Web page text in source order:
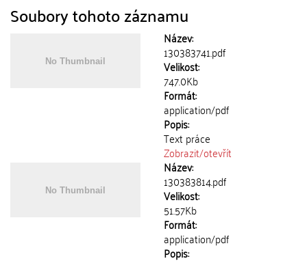
Soubory tohoto záznamu
Název:
130383741.pdf
Velikost:
747.0Kb
Formát:
application/pdf
Popis:
Text práce
Zobrazit/otevřít
Název:
130383814.pdf
Velikost:
51.57Kb
Formát:
application/pdf
Popis: